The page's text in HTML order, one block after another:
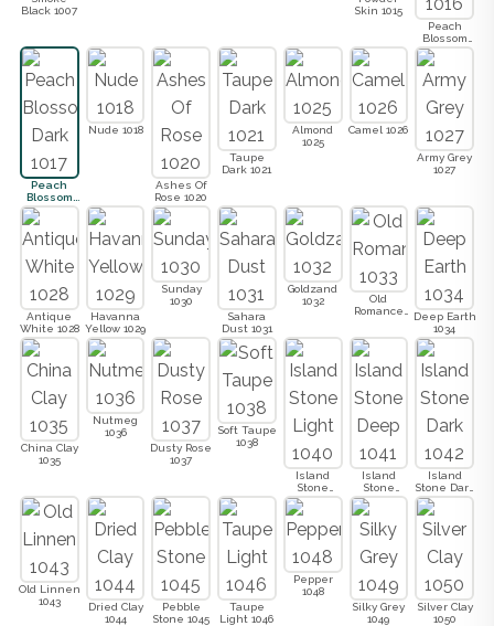
Black 1007
Skin 1015
Peach
Blossom
Light 1016
Peach
Blossom
Dark 1017
Nude 1018
Ashes Of
Rose 1020
Taupe
Dark 1021
Almond
1025
Camel 1026
Army Grey
1027
Antique
White 1028
Havanna
Yellow 1029
Sunday
1030
Sahara
Dust 1031
Goldzand
1032
Old
Romance
Deep Earth
1034
China Clay
1035
Nutmeg
1036
Dusty Rose
1037
Soft Taupe
1038
Island
Stone
Light 1040
Island
Stone
Deep 1041
Island
Stone Dark
1042
Old Linnen
1043
Dried Clay
1044
Pebble
Stone 1045
Taupe
Light 1046
Pepper
1048
Silky Grey
1049
Silver Clay
1050